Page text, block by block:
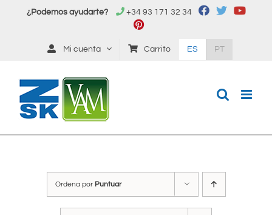
¿Podemos ayudarte? +34 93 171 32 34
Mi cuenta Carrito ES PT
Ordena por Puntuar